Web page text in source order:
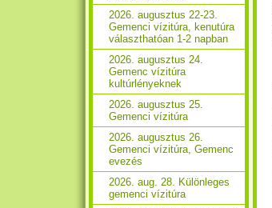
2026. augusztus 22-23.
Gemenci vízitúra, kenutúra
választhatóan 1-2 napban
2026. augusztus 24.
Gemenc vízitúra
kultúrlényeknek
2026. augusztus 25.
Gemenci vízitúra
2026. augusztus 26.
Gemenci vízitúra, Gemenc
evezés
2026. aug. 28. Különleges
gemenci vízitúra